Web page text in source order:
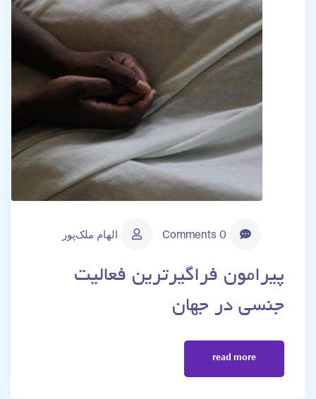
الهام ملک‌پور
پیرامون فراگیرترین فعالیت
جنسی در جهان
read more